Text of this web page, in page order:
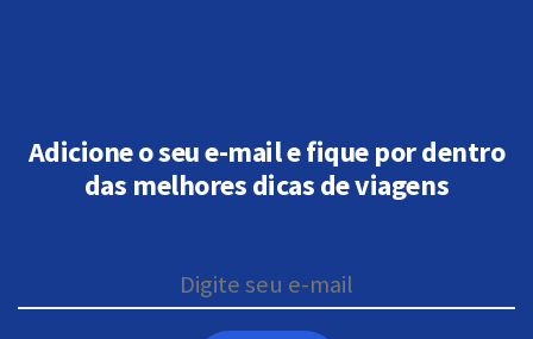
Adicione o seu e-mail e fique por dentro
das melhores dicas de viagens